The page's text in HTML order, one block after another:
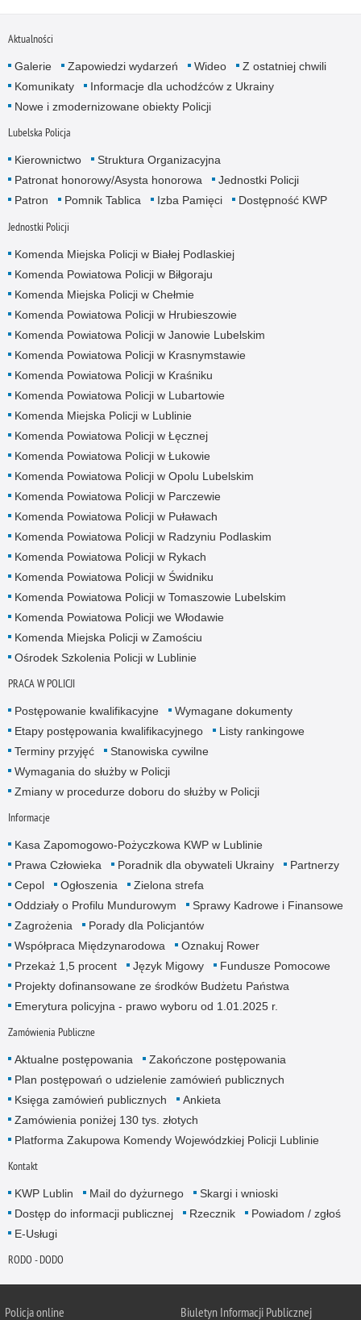
Aktualności
Galerie Zapowiedzi wydarzeń Wideo
Z ostatniej chwili
Komunikaty
Informacje dla uchodźców z Ukrainy
Nowe i zmodernizowane obiekty Policji
Lubelska Policja
Kierownictwo
Struktura Organizacyjna
Patronat honorowy/Asysta honorowa
Jednostki Policji
Patron
Pomnik Tablica Izba Pamięci Dostępność KWP
Jednostki Policji
Komenda Miejska Policji w Białej Podlaskiej
Komenda Powiatowa Policji w Biłgoraju
Komenda Miejska Policji w Chełmie
Komenda Powiatowa Policji w Hrubieszowie
Komenda Powiatowa Policji w Janowie Lubelskim
Komenda Powiatowa Policji w Krasnymstawie
Komenda Powiatowa Policji w Kraśniku
Komenda Powiatowa Policji w Lubartowie
Komenda Miejska Policji w Lublinie
Komenda Powiatowa Policji w Łęcznej
Komenda Powiatowa Policji w Łukowie
Komenda Powiatowa Policji w Opolu Lubelskim
Komenda Powiatowa Policji w Parczewie
Komenda Powiatowa Policji w Puławach
Komenda Powiatowa Policji w Radzyniu Podlaskim
Komenda Powiatowa Policji w Rykach
Komenda Powiatowa Policji w Świdniku
Komenda Powiatowa Policji w Tomaszowie Lubelskim
Komenda Powiatowa Policji we Włodawie
Komenda Miejska Policji w Zamościu
Ośrodek Szkolenia Policji w Lublinie
PRACA W POLICJI
Postępowanie kwalifikacyjne
Wymagane dokumenty
Etapy postępowania kwalifikacyjnego
Listy rankingowe
Terminy przyjęć
Stanowiska cywilne
Wymagania do służby w Policji
Zmiany w procedurze doboru do służby w Policji
Informacje
Kasa Zapomogowo-Pożyczkowa KWP w Lublinie
Prawa Człowieka
Poradnik dla obywateli Ukrainy
Partnerzy
Cepol
Ogłoszenia
Zielona strefa
Oddziały o Profilu Mundurowym
Sprawy Kadrowe i Finansowe
Zagrożenia
Porady dla Policjantów
Współpraca Międzynarodowa
Oznakuj Rower
Przekaż 1,5 procent
Język Migowy
Fundusze Pomocowe
Projekty dofinansowane ze środków Budżetu Państwa
Emerytura policyjna - prawo wyboru od 1.01.2025 r.
Zamówienia Publiczne
Aktualne postępowania
Zakończone postępowania
Plan postępowań o udzielenie zamówień publicznych
Księga zamówień publicznych
Ankieta
Zamówienia poniżej 130 tys. złotych
Platforma Zakupowa Komendy Wojewódzkiej Policji Lublinie
Kontakt
KWP Lublin Mail do dyżurnego
Skargi i wnioski
Dostęp do informacji publicznej
Rzecznik
Powiadom / zgłoś
E-Usługi
RODO - DODO
Policja online Biuletyn Informacji Publicznej